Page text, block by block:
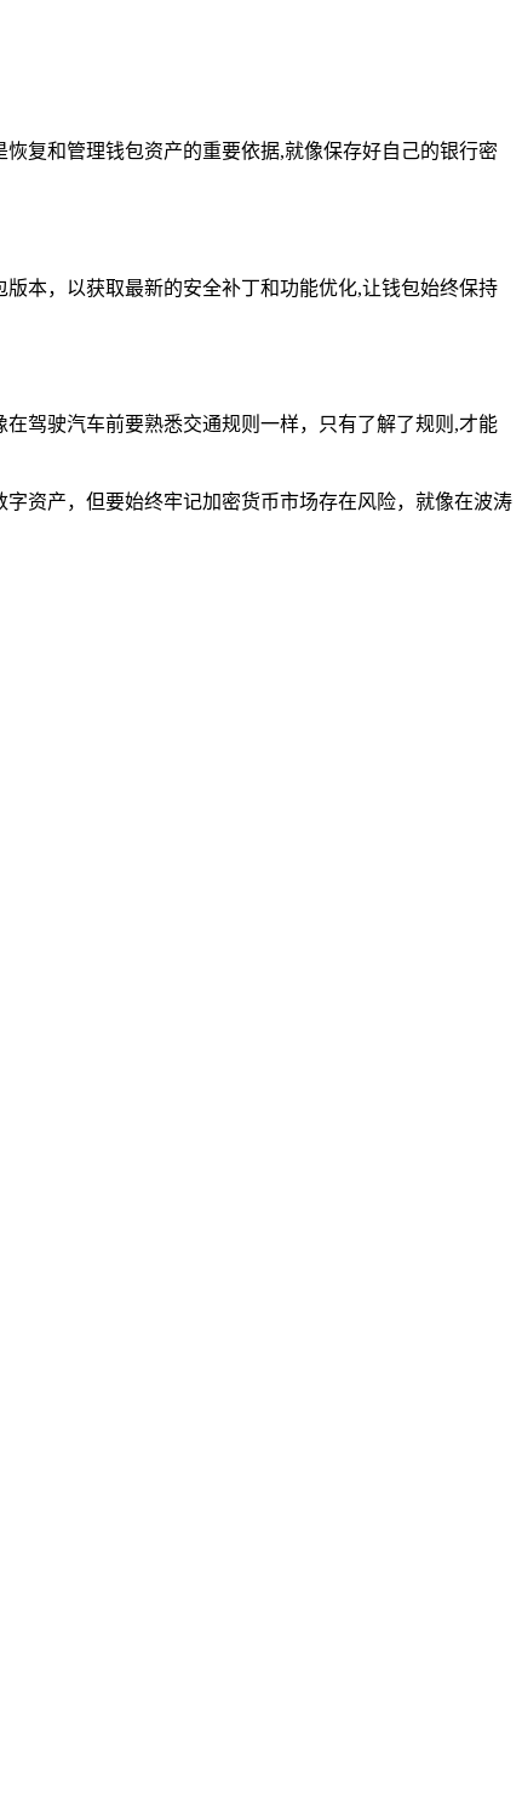
复和管理钱包资产的重要依据,就像保存好自己的银行密
本，以获取最新的安全补丁和功能优化,让钱包始终保持
驾驶汽车前要熟悉交通规则一样，只有了解了规则,才能
资产，但要始终牢记加密货币市场存在风险，就像在波涛